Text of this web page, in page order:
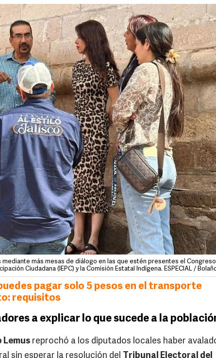
más mesas de diálogo en las que estén presentes el Congreso
Ciudadana (IEPC) y la Comisión Estatal Indígena. ESPECIAL /
pagar solo 5 pesos en el transporte
requisitos
a explicar lo que sucede a la
Lemus reprochó a los diputados locales haber
sin esperar la resolución del
Tribunal Electoral del